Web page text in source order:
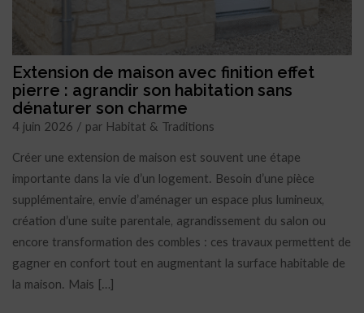
Extension de maison avec finition effet
pierre : agrandir son habitation sans
dénaturer son charme
4 juin 2026 / par Habitat & Traditions
Créer une extension de maison est souvent une étape
importante dans la vie d’un logement. Besoin d’une pièce
supplémentaire, envie d’aménager un espace plus lumineux,
création d’une suite parentale, agrandissement du salon ou
encore transformation des combles : ces travaux permettent de
gagner en confort tout en augmentant la surface habitable de
la maison. Mais […]